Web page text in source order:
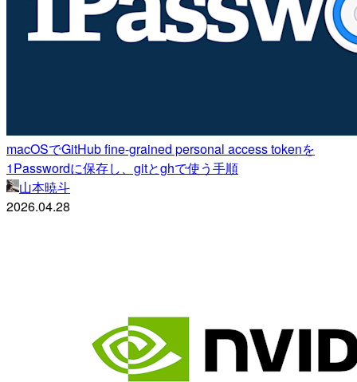
macOSでGitHub fine-grained personal access tokenを
1Passwordに保存し、gitとghで使う手順
山本暁斗
2026.04.28